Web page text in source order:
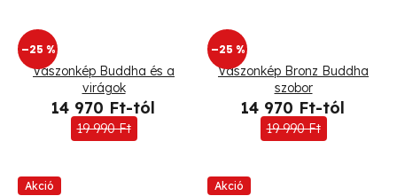
–25 %
Vászonkép Buddha és a
virágok
14 970 Ft-tól
19 990 Ft
–25 %
Vászonkép Bronz Buddha
szobor
14 970 Ft-tól
19 990 Ft
Akció Akció